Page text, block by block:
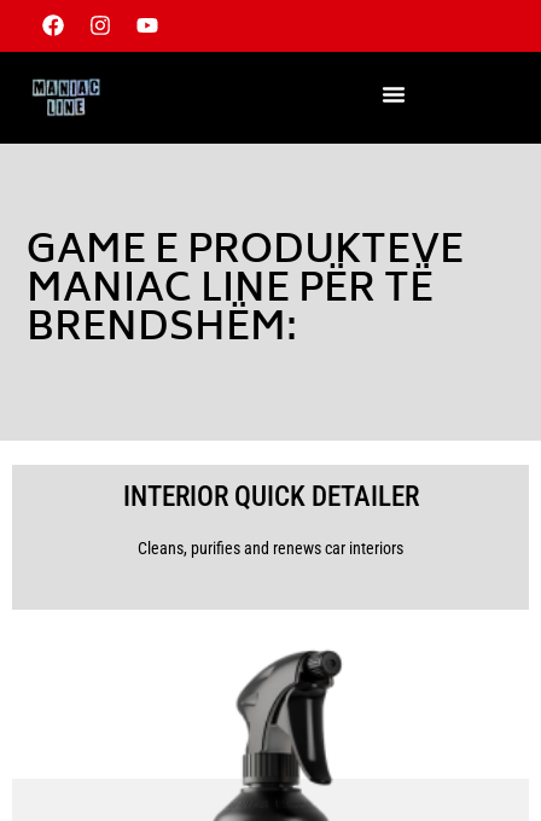
GAME E PRODUKTEVE
MANIAC LINE PËR TË
BRENDSHËM:
INTERIOR QUICK DETAILER
Cleans, purifies and renews car interiors